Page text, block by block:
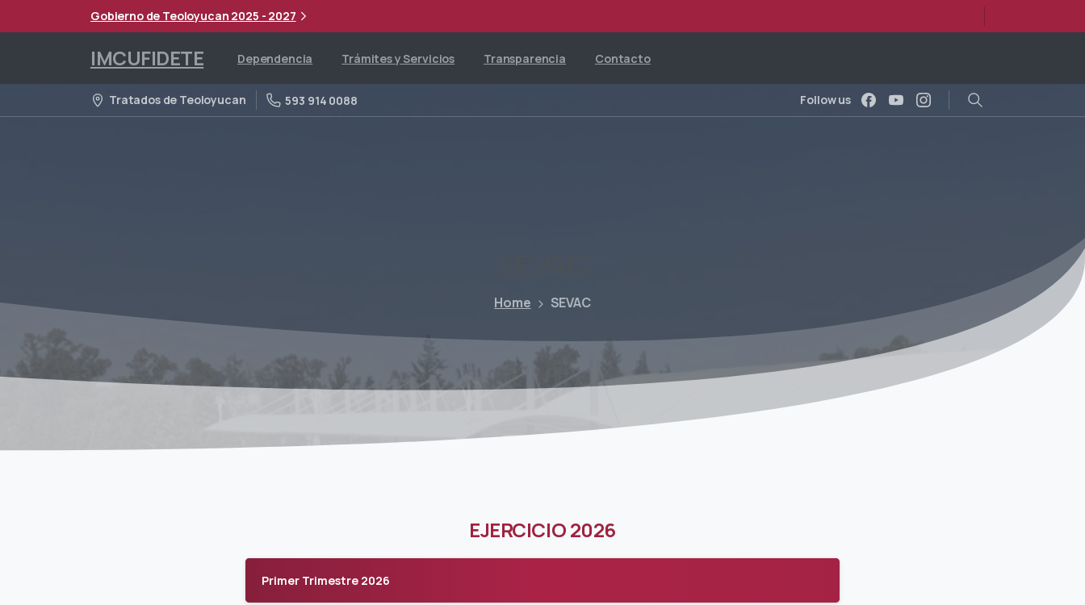
Gobierno de Teoloyucan 2025 - 2027
IMCUFIDETE Dependencia Trámites y Servicios Transparencia Contacto
Tratados de Teoloyucan 593 914 0088 Follow us
Search
Home SEVAC
EJERCICIO 2026
Primer Trimestre 2026